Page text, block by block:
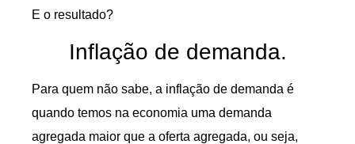
E o resultado?
Inflação de demanda.
Para quem não sabe, a inflação de demanda é
quando temos na economia uma demanda
agregada maior que a oferta agregada, ou seja,